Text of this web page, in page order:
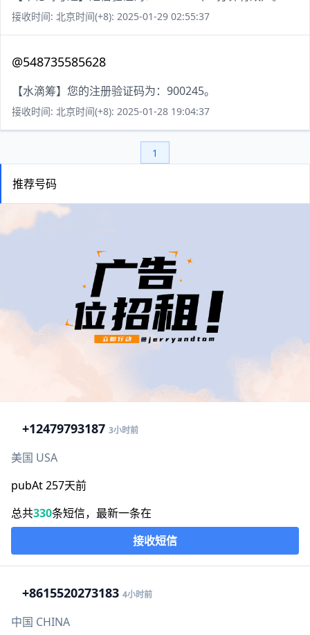
接收时间: 北京时间(+8): 2025-01-29 02:55:37
@548735585628
【水滴筹】您的注册验证码为：900245。
接收时间: 北京时间(+8): 2025-01-28 19:04:37
1
推荐号码
+12479793187 3小时前
美国 USA
pubAt 257天前
总共330条短信，最新一条在
接收短信
+8615520273183 4小时前
中国 CHINA